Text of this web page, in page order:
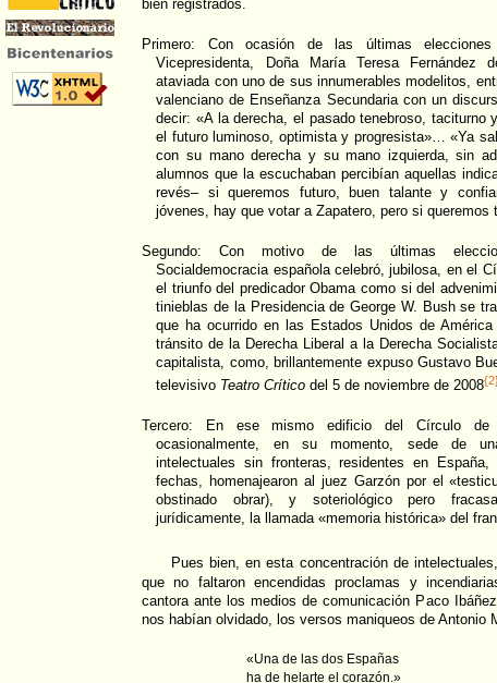
bien registrados.
Primero: Con ocasión de las últimas
Vicepresidenta, Doña María Teresa Fernández
ataviada con uno de sus innumerables modelitos,
valenciano de Enseñanza Secundaria con un
decir: «A la derecha, el pasado tenebroso, taciturno
el futuro luminoso, optimista y progresista»… «Ya
con su mano derecha y su mano izquierda, sin
alumnos que la escuchaban percibían aquellas
revés– si queremos futuro, buen talante y
jóvenes, hay que votar a Zapatero, pero si queremos
Segundo: Con motivo de las últimas
Socialdemocracia española celebró, jubilosa, en el
el triunfo del predicador Obama como si del
tinieblas de la Presidencia de George W. Bush se
que ha ocurrido en las Estados Unidos de
tránsito de la Derecha Liberal a la Derecha
capitalista, como, brillantemente expuso Gustavo
televisivo Teatro Crítico del 5 de noviembre de 2008
Tercero: En ese mismo edificio del Círculo de
ocasionalmente, en su momento, sede de
intelectuales sin fronteras, residentes en
fechas, homenajearon al juez Garzón por el
obstinado obrar), y soteriológico pero
jurídicamente, la llamada «memoria histórica» del
Pues bien, en esta concentración de
que no faltaron encendidas proclamas y
cantora ante los medios de comunicación Paco
nos habían olvidado, los versos maniqueos de Antonio
«Una de las dos Españas
ha de helarte el corazón.»